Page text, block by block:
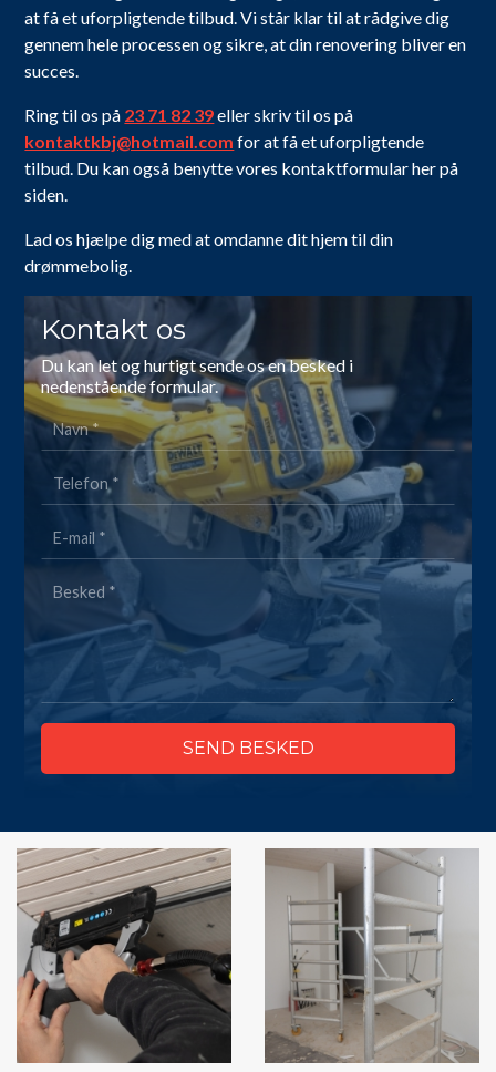
at få et uforpligtende tilbud. Vi står klar til at rådgive dig
gennem hele processen og sikre, at din renovering bliver en
succes.
Ring til os på 23 71 82 39eller skriv til os på
kontaktkbj@hotmail.com for at få et uforpligtende
tilbud. Du kan også benytte vores kontaktformular her på
siden.
Lad os hjælpe dig med at omdanne dit hjem til din
drømmebolig.
Kontakt os
Du kan let og hurtigt sende os en besked i
nedenstående formular.